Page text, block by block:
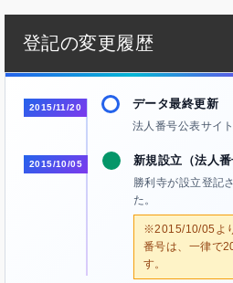
登記の変更履歴
2015/11/20 データ最終更新
法人番号公表サイ
2015/10/05 新規設立（法人番
勝利寺が設立登記
た。
※2015/10/05よ
番号は、一律で
す。